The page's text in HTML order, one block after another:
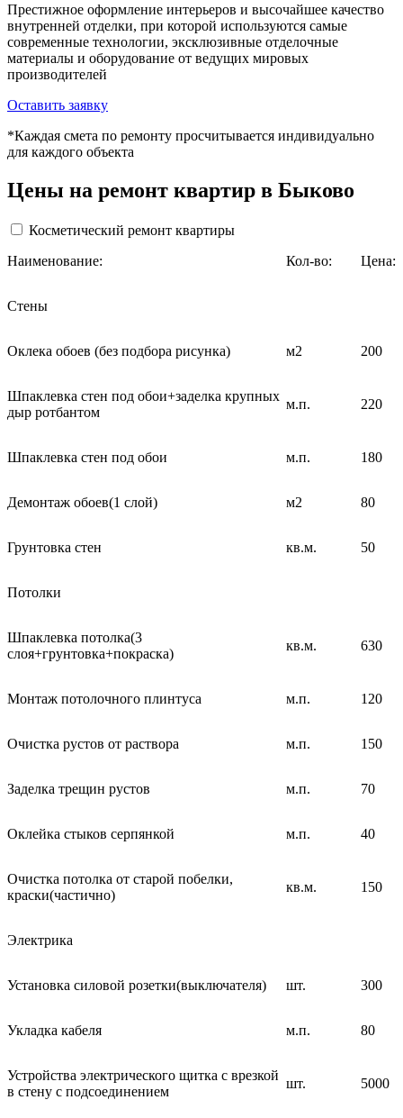
Престижное оформление интерьеров и высочайшее качество
внутренней отделки, при которой используются самые
современные технологии, эксклюзивные отделочные
материалы и оборудование от ведущих мировых
производителей
Оставить заявку
*Каждая смета по ремонту просчитывается индивидуально
для каждого объекта
Цены на ремонт квартир в Быково
Косметический ремонт квартиры
Наименование:
Кол-во: Цена:
Стены
Оклека обоев (без подбора рисунка) м2 200
Шпаклевка стен под обои+заделка крупных
дыр ротбантом
м.п. 220
Шпаклевка стен под обои м.п. 180
Демонтаж обоев(1 слой) м2 80
Грунтовка стен кв.м. 50
Потолки
Шпаклевка потолка(3
слоя+грунтовка+покраска)
кв.м. 630
Монтаж потолочного плинтуса м.п. 120
Очистка рустов от раствора м.п. 150
Заделка трещин рустов м.п. 70
Оклейка стыков серпянкой м.п. 40
Очистка потолка от старой побелки,
краски(частично)
кв.м. 150
Электрика
Установка силовой розетки(выключателя) шт. 300
Укладка кабеля м.п. 80
Устройства электрического щитка с врезкой
в стену с подсоединением
шт. 5000